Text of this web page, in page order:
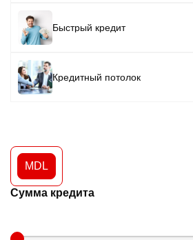
Быстрый кредит
Image
Кредитный потолок
Image
MDL
Сумма кредита